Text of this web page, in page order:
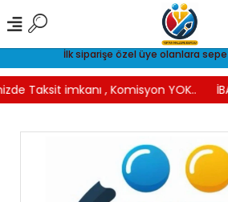
İlk siparişe özel üye olanlara
Taksit imkanı , Komisyon YOK..